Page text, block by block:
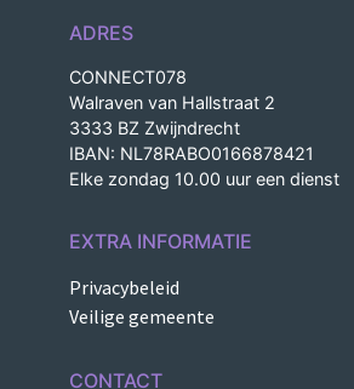
ADRES
CONNECT078
Walraven van Hallstraat 2
3333 BZ Zwijndrecht
IBAN: NL78RABO0166878421
Elke zondag 10.00 uur een dienst
EXTRA INFORMATIE
Privacybeleid
Veilige gemeente
CONTACT